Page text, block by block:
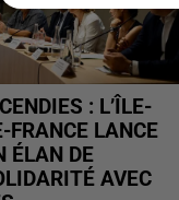
: L’ÎLE-
FRANCE LANCE
ÉLAN DE
AVEC